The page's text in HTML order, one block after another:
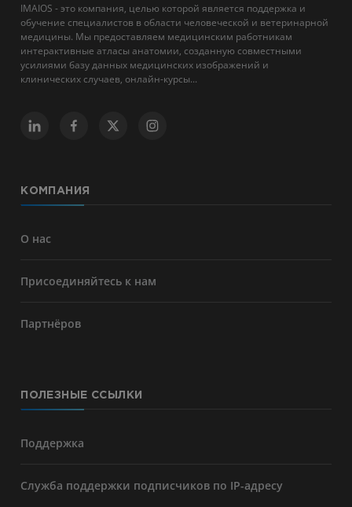
IMAIOS - это компания, целью которой является поддержка и
обучение специалистов в области человеческой и ветеринарной
медицины. Мы предоставляем медицинским работникам
интерактивные атласы анатомии, созданную совместными
усилиями базу данных медицинских изображений и
клинических случаев, онлайн-курсы...
КОМПАНИЯ
О нас
Присоединяйтесь к нам
Партнёров
ПОЛЕЗНЫЕ ССЫЛКИ
Поддержка
Служба поддержки подписчиков по IP-адресу